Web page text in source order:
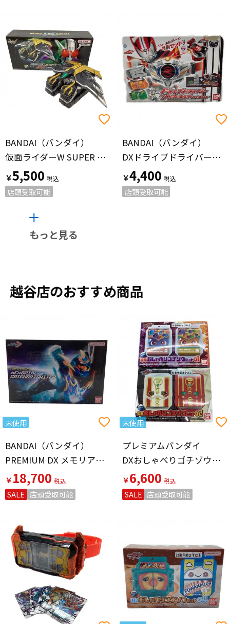
BANDAI（バンダイ）
仮面ライダーW SUPER BEST 変身ガイア鳥 DXエクストリームメモリ 仮面ライダー
￥5,500
店頭受取可能
BANDAI（バンダイ）
DXドライブドライバー＆シフトホルダー スペシャルセット 仮面ライダー
￥4,400
店頭受取可能
もっと見る
越谷店のおすすめ商品
未使用
BANDAI（バンダイ）
PREMIUM DX メモリアルガッチャーイグナイター 仮面ライダーガッチャード
￥18,700
SALE 店頭受取可能
未使用
プレミアムバンダイ
DXおしゃべりゴチゾウセット01&02セット 「仮面ライダーガヴ」 プレミアムバンダイ限定
￥6,600
SALE 店頭受取可能